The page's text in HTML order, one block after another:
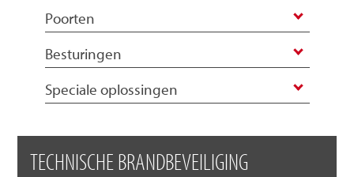
Poorten
Besturingen
Speciale oplossingen
TECHNISCHE BRANDBEVEILIGING